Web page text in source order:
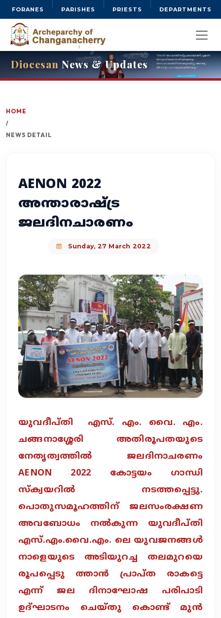
FORANES PARISHES PRIESTS DEPARTMENTS
Diocesan News & Updates
HOME
/
NEWS DETAIL
AENON 2022
അന്താരാഷ്ട്ര
ജലദിനചാരണം
Sunday, 27 March 2022
യുവദീപ്‌തി എസ്. എം. വൈ. എം.
ചങ്ങനാശ്ശേരി അതിരൂപതയുടെ
നേതൃത്വത്തിൽ ജലദിനാചരണം
AENON 2022 കോട്ടയം ഗാന്ധി
സ്‌ക്വയറിൽ നടത്തപ്പെട്ടു.
പൊതുസമൂഹത്തിന് ജലസംരക്ഷണ
അവബോധം നൽകുന്ന യുവദീപ്തി
എസ്.എം.വൈ.എം. ലെ യുവജനങ്ങൾ
നാളെയുടെ അടിയുറച്ച തലമുറയെ
രൂപപ്പെടു ത്താൻ പ്രാപ്‌ത രാകട്ടെ
എന്ന് ജല ദിനാഘോഷ പരിപാടി
ഉദ്ഘാടനം ചെയ്തു കൊണ്ട് മുൻ